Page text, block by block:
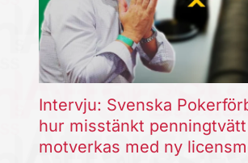
Intervju: Svenska
hur misstänkt
motverkas med ny